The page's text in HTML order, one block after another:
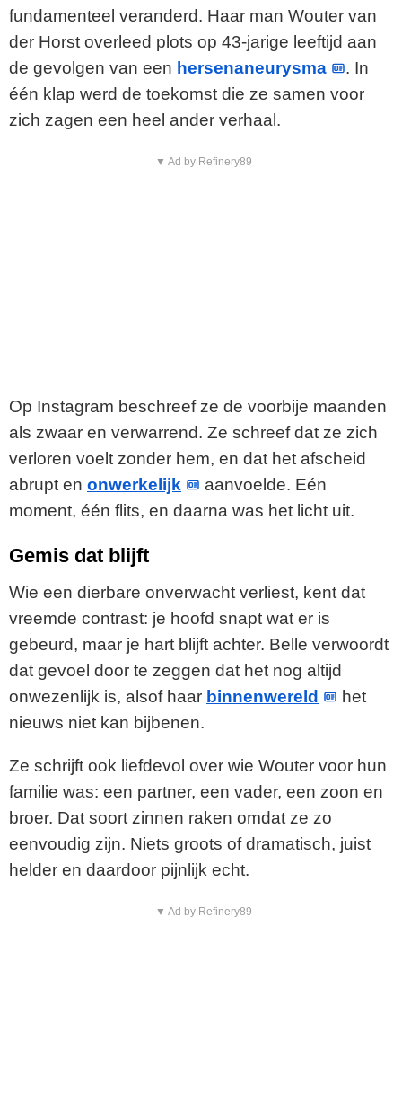
fundamenteel veranderd. Haar man Wouter van
der Horst overleed plots op 43-jarige leeftijd aan
de gevolgen van een hersenaneurysma
. In
één klap werd de toekomst die ze samen voor
zich zagen een heel ander verhaal.
▼ Ad by Refinery89
Op Instagram beschreef ze de voorbije maanden
als zwaar en verwarrend. Ze schreef dat ze zich
verloren voelt zonder hem, en dat het afscheid
abrupt en onwerkelijk
aanvoelde. Eén
moment, één flits, en daarna was het licht uit.
Gemis dat blijft
Wie een dierbare onverwacht verliest, kent dat
vreemde contrast: je hoofd snapt wat er is
gebeurd, maar je hart blijft achter. Belle verwoordt
dat gevoel door te zeggen dat het nog altijd
onwezenlijk is, alsof haar binnenwereld
het
nieuws niet kan bijbenen.
Ze schrijft ook liefdevol over wie Wouter voor hun
familie was: een partner, een vader, een zoon en
broer. Dat soort zinnen raken omdat ze zo
eenvoudig zijn. Niets groots of dramatisch, juist
helder en daardoor pijnlijk echt.
▼ Ad by Refinery89